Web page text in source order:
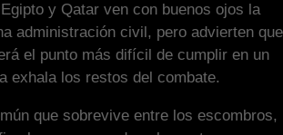
y Qatar ven con buenos ojos la
administración civil, pero advierten que
el punto más difícil de cumplir en un
exhala los restos del combate.
que sobrevive entre los escombros,